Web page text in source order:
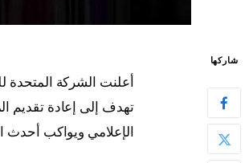
شاركها
أعلنت الشركة المتحدة
تهدف إلى إعادة تقديم
الإعلامي ويواكب أحدث